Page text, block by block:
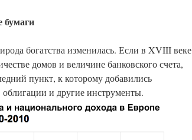
бумаги
богатства изменилась. Если в XVIII веке
домов и величине банковского счета,
пункт, к которому добавились
и другие инструменты.